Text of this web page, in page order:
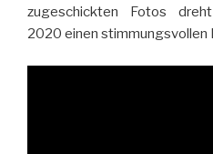
zugeschickten Fotos
2020 einen stimmungsvollen